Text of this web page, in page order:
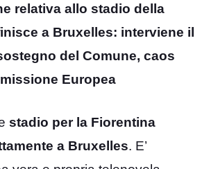
relativa allo stadio della
a Bruxelles: interviene il
del Comune, caos
Europea
stadio per la Fiorentina
a Bruxelles. E’